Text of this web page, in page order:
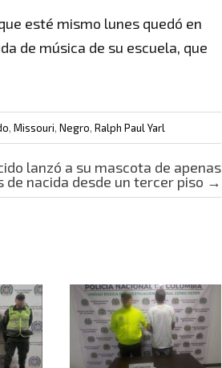
esté mismo lunes quedó en
de música de su escuela, que
, Missouri, Negro, Ralph Paul Yarl
lanzó a su mascota de apenas
de nacida desde un tercer piso →